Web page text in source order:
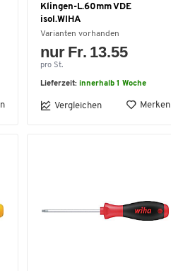
Klingen-L.60mm VDE
isol.WIHA
Varianten vorhanden
nur Fr. 13.55
pro St.
Lieferzeit: innerhalb 1 Woche
Vergleichen Merken